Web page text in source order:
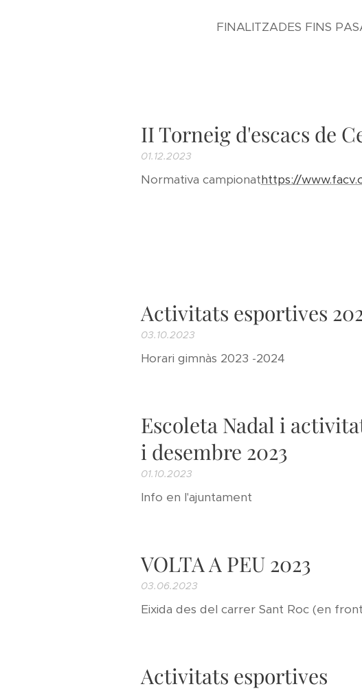
FINALITZADES FINS
II Torneig d'escacs de
01.12.2023
Normativa campionathttps://
Activitats esportives
03.10.2023
Horari gimnàs 2023 -2024
Escoleta Nadal i
i desembre 2023
01.10.2023
Info en l'ajuntament
VOLTA A PEU 2023
03.06.2023
Eixida des del carrer Sant Roc (en
Activitats esportives